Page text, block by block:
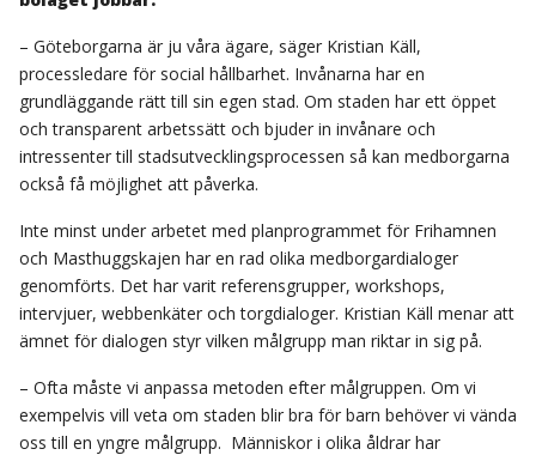
– Göteborgarna är ju våra ägare, säger Kristian Käll,
processledare för social hållbarhet. Invånarna har en
grundläggande rätt till sin egen stad. Om staden har ett öppet
och transparent arbetssätt och bjuder in invånare och
intressenter till stadsutvecklingsprocessen så kan medborgarna
också få möjlighet att påverka.
Inte minst under arbetet med planprogrammet för Frihamnen
och Masthuggskajen har en rad olika medborgardialoger
genomförts. Det har varit referensgrupper, workshops,
intervjuer, webbenkäter och torgdialoger. Kristian Käll menar att
ämnet för dialogen styr vilken målgrupp man riktar in sig på.
– Ofta måste vi anpassa metoden efter målgruppen. Om vi
exempelvis vill veta om staden blir bra för barn behöver vi vända
oss till en yngre målgrupp. Människor i olika åldrar har